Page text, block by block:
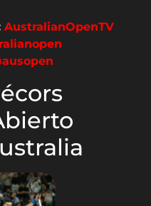
AustralianOpenTV